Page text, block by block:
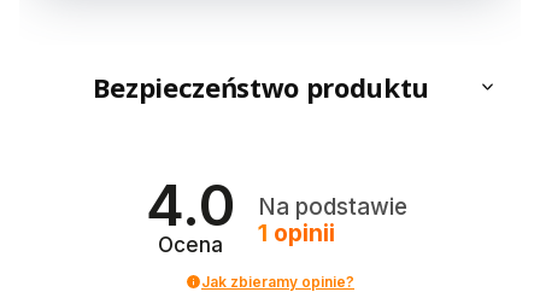
Bezpieczeństwo produktu
4.0
Ocena
Na podstawie
1 opinii
Jak zbieramy opinie?